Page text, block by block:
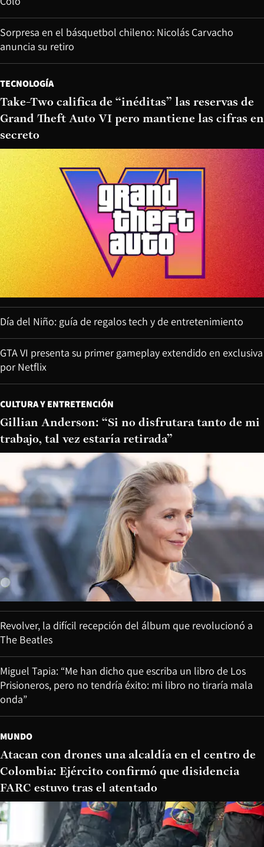
Sorpresa en el básquetbol chileno: Nicolás Carvacho
anuncia su retiro
TECNOLOGÍA
Take-Two califica de “inéditas” las reservas de
Grand Theft Auto VI pero mantiene las cifras en
secreto
Día del Niño: guía de regalos tech y de entretenimiento
GTA VI presenta su primer gameplay extendido en exclusiva
por Netflix
CULTURA Y ENTRETENCIÓN
Gillian Anderson: “Si no disfrutara tanto de mi
trabajo, tal vez estaría retirada”
Revolver, la difícil recepción del álbum que revolucionó a
The Beatles
Miguel Tapia: “Me han dicho que escriba un libro de Los
Prisioneros, pero no tendría éxito: mi libro no tiraría mala
onda”
MUNDO
Atacan con drones una alcaldía en el centro de
Colombia: Ejército confirmó que disidencia
FARC estuvo tras el atentado